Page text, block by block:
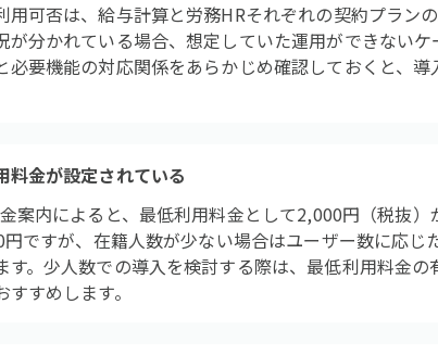
用可否は、給与計算と労務HRそれぞれの契約プラン
が分かれている場合、想定していた運用ができない
必要機能の対応関係をあらかじめ確認しておくと、
料金が設定されている
案内によると、最低利用料金として2,000円（税抜
ですが、在籍人数が少ない場合はユーザー数に応
す。少人数での導入を検討する際は、最低利用料金
すめします。